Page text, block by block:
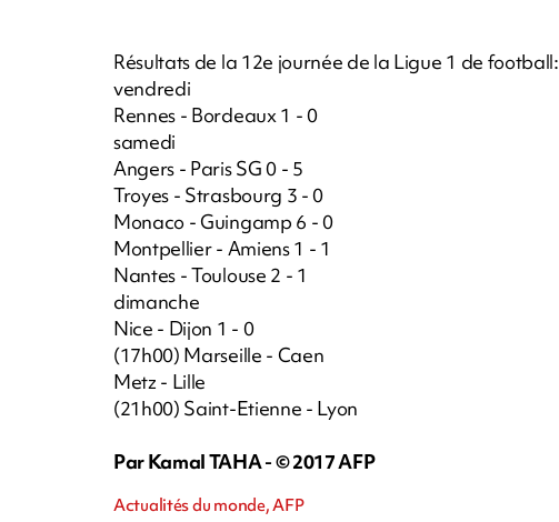
Résultats de la 12e journée de la Ligue 1 de football:
vendredi
Rennes - Bordeaux 1 - 0
samedi
Angers - Paris SG 0 - 5
Troyes - Strasbourg 3 - 0
Monaco - Guingamp 6 - 0
Montpellier - Amiens 1 - 1
Nantes - Toulouse 2 - 1
dimanche
Nice - Dijon 1 - 0
(17h00) Marseille - Caen
Metz - Lille
(21h00) Saint-Etienne - Lyon
Par Kamal TAHA - © 2017 AFP
Actualités du monde, AFP